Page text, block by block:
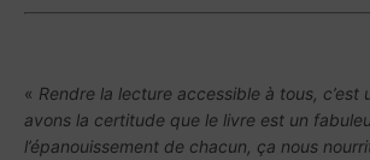
« Rendre la lecture accessible à tous, c’est
avons la certitude que le livre est un
l’épanouissement de chacun, ça nous